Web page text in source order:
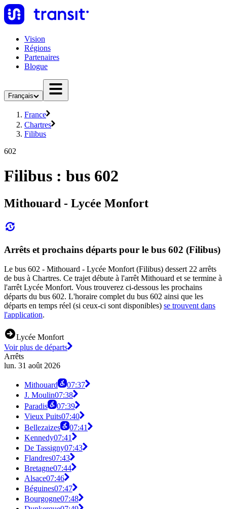
Vision
Régions
Partenaires
Blogue
Français
France
Chartres
Filibus
602
Filibus : bus 602
Mithouard - Lycée Monfort
Arrêts et prochains départs pour le bus 602 (Filibus)
Le bus 602 - Mithouard - Lycée Monfort (Filibus) dessert 22 arrêts
de bus à Chartres. Ce trajet débute à l'arrêt Mithouard et se termine à
l'arrêt Lycée Monfort. Vous trouverez ci-dessous les prochains
départs du bus 602. L'horaire complet du bus 602 ainsi que les
départs en temps réel (si ceux-ci sont disponibles) se trouvent dans
l'application.
Lycée Monfort
Voir plus de départs
Arrêts
lun. 31 août 2026
Mithouard
07:37
J. Moulin07:38
Paradis
07:39
Vieux Puits07:40
Bellezaizes
07:41
Kennedy07:41
De Tassigny07:43
Flandres07:43
Bretagne07:44
Alsace07:46
Béguines07:47
Bourgogne07:48